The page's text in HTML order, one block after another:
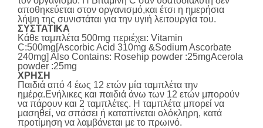
αποθηκεύεται στον οργανισμό,και έτσι η ημερήσια
λήψη της συνιστάται για την υγιή λειτουργία του.
ΣΥΣΤΑΤΙΚΑ
Κάθε ταμπλέτα 500mg περιέχει: Vitamin
C:500mg[Ascorbic Acid 310mg &Sodium Ascorbate
240mg] Also Contains: Rosehip powder :25mgAcerola
powder :25mg
ΧΡΗΣΗ
Παιδιά από 4 έως 12 ετών μία ταμπλέτα την
ημέρα.Ενήλικες και παιδιά άνω των 12 ετών μπορούν
να πάρουν και 2 ταμπλέτες. Η ταμπλέτα μπορεί να
μασηθεί, να σπάσει ή καταπίνεται ολόκληρη, κατά
προτίμηση να λαμβάνεται με το πρωινό.